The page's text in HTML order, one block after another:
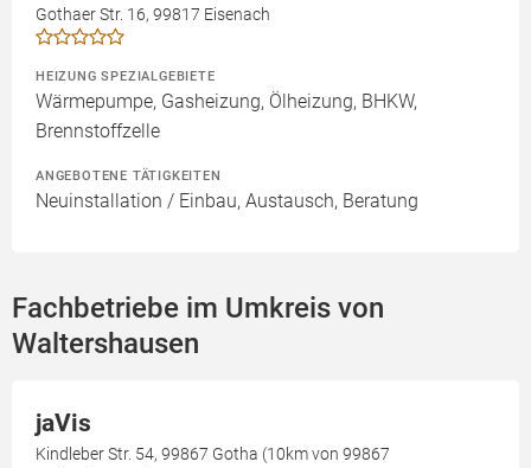
Gothaer Str. 16, 99817 Eisenach
HEIZUNG SPEZIALGEBIETE
Wärmepumpe, Gasheizung, Ölheizung, BHKW,
Brennstoffzelle
ANGEBOTENE TÄTIGKEITEN
Neuinstallation / Einbau, Austausch, Beratung
Fachbetriebe im Umkreis von
Waltershausen
jaVis
Kindleber Str. 54, 99867 Gotha (10km von 99867